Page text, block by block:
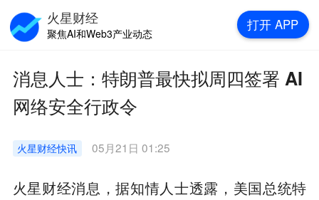
消息人士：特朗普最快拟周四签署 AI
网络安全行政令
火星财经快讯 05月21日 01:25
火星财经消息，据知情人士透露，美国总统特
火星财经
聚焦AI和Web3产业动态
打开 APP